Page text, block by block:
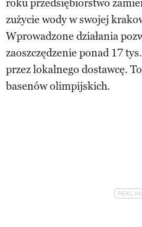
roku przedsiębiorstwo
zużycie wody w swojej
Wprowadzone działania
zaoszczędzenie ponad 17
przez lokalnego dostawcę.
basenów olimpijskich.